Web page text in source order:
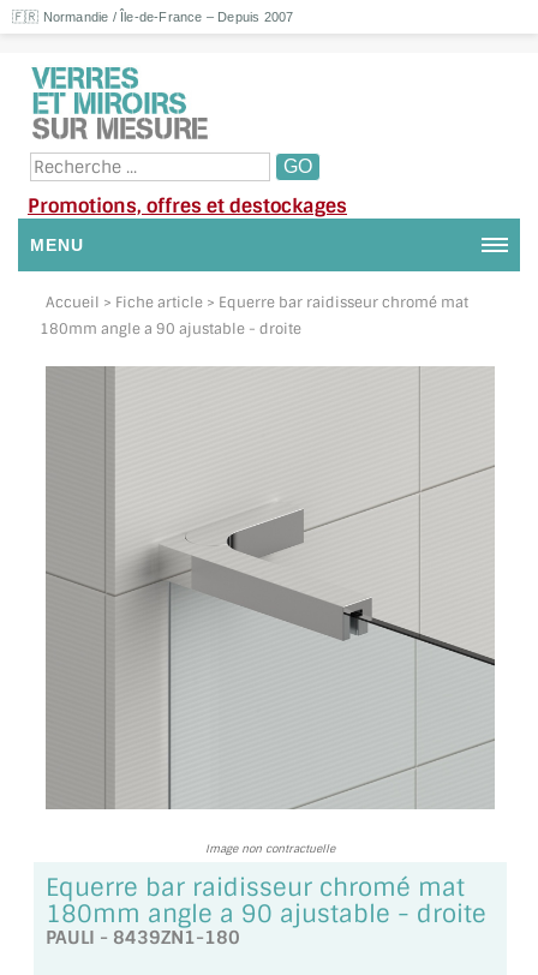
🇫🇷 Normandie / Île-de-France – Depuis 2007
Promotions, offres et destockages
MENU
NOUS CONTACTER
TOUS LES TARIFS AU M2
GUIDE : CHOIX PAR UTILISATION
MIROIRS VIEILLIS AMBIANCE BRASSERIE
MIROIR VIEILLI
MIROIR DÉCORATIF DE COULEUR
Accueil > Fiche article > Equerre bar raidisseur chromé mat
180mm angle a 90 ajustable - droite
Image non contractuelle
Equerre bar raidisseur chromé mat
180mm angle a 90 ajustable - droite
PAULI - 8439ZN1-180